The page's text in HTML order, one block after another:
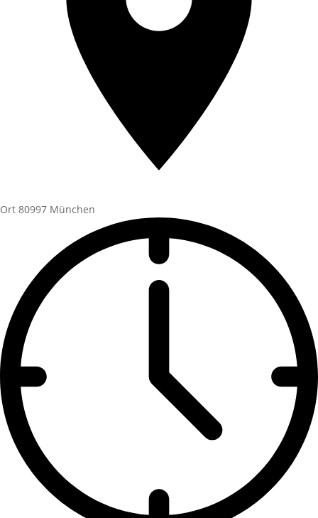
Ort 80997 München